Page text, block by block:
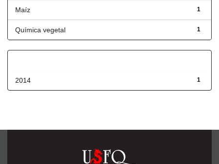
1
Maíz
1
Química vegetal
1
2014